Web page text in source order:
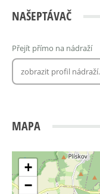
NAŠEPTÁVAČ
Přejít přímo na nádraží
MAPA
+
−